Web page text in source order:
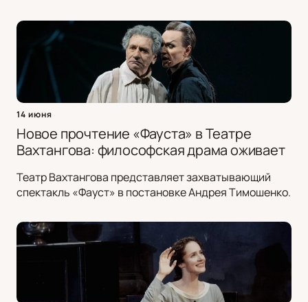
14 июня
Новое прочтение «Фауста» в Театре
Вахтангова: философская драма оживает
Театр Вахтангова представляет захватывающий
спектакль «Фауст» в постановке Андрея Тимошенко.